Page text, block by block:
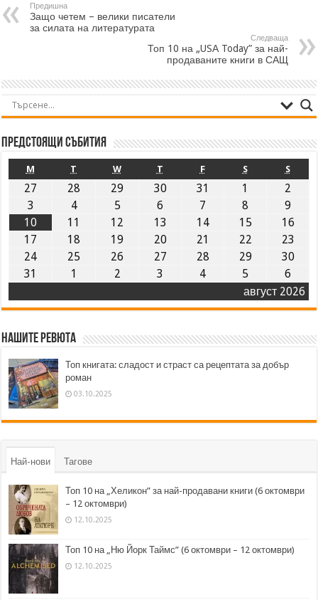
Предишна
Защо четем – велики писатели
за силата на литературата
Следваща
Топ 10 на „USА Today” за най-
продаваните книги в САЩ
Предстоящи събития
август 2026
M T W T F S S
27 28 29 30 31 1
2
3
4 5 6 7 8
9
10
11 12 13 14 15
16
17
18 19 20 21 22
23
24
25 26 27 28 29
30
31
1 2 3 4 5 6
Нашите ревюта
Топ книгата: сладост и страст са рецептата за добър
роман
03.10.2025
Най-нови Тагове
Топ 10 на „Хеликон” за най-продавани книги (6 октомври
– 12 октомври)
12.10.2025
Топ 10 на „Ню Йорк Таймс” (6 октомври – 12 октомври)
12.10.2025